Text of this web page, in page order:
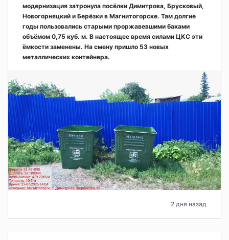
модернизация затронула посёлки Димитрова, Брусковый,
Новогорняцкий и Берёзки в Магнитогорске. Там долгие
годы пользовались старыми проржавевшими баками
объёмом 0,75 куб. м. В настоящее время силами ЦКС эти
ёмкости заменены. На смену пришло 53 новых
металлических контейнера.
2 дня назад